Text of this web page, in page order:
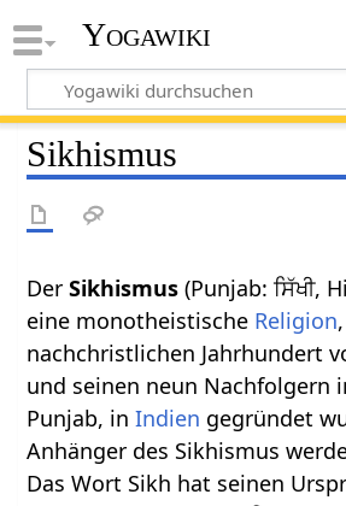
Yogawiki
Sikhismus
DerSikhismus (Punjab: ਸਿੱਖੀ,
eine monotheistische Religion
nachchristlichen Jahrhundert
und seinen neun Nachfolgern
Punjab, inIndien gegründet
Anhänger des Sikhismus
Das Wort Sikh hat seinen